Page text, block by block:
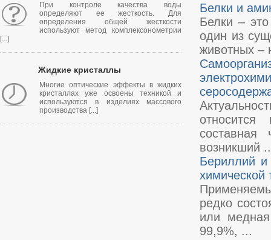
При контроле качества воды
определяют ее жесткость. Для
определения общей жесткости
используют метод комплексонометрии
[...]
Жидкие кристаллы
Многие оптические эффекты в жидких
кристаллах уже освоены техникой и
используются в изделиях массового
производства [...]
Белки и
Белки –
один из
животных –
возникший
Бериллий
химической
редко
или
99,9%, ...